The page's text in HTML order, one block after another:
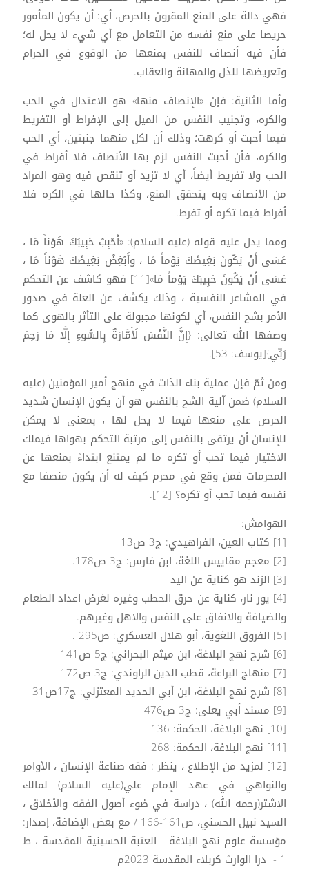
فهي دالة على المنع المقرون بالحرص، أي: أن يكون المأمور
حريصا على منع نفسه من التعامل مع أي شيء لا يحل له؛
فأن فيه أنصاف للنفس بمنعها من الوقوع في الحرام
وتعريضها للذل والمهانة والعقاب.
وأما الثانية: فإن «الإنصاف منها» هو الاعتدال في الحب
والكره، وتجنيب النفس من الميل إلى الإفراط أو التفريط
فيما أحبت أو كرهت؛ وذلك أن لكل منهما جنبتين، أي الحب
والكره، فأن أحبت النفس لزم بها الأنصاف فلا أفراط في
الحب ولا تفريط أيضاً، أي لا تزيد أو تنقص فيه وهو المراد
من الأنصاف وبه يتحقق المنع، وكذا حالها في الكره فلا
أفراط فيما تكره أو تفرط.
ومما يدل عليه قوله (عليه السلام): «أَحْبِبْ حَبِيبَكَ هَوْناً مَا ،
عَسَى أَنْ يَكُونَ بَغِيضَكَ يَوْماً مَا ، وأَبْغِضْ بَغِيضَكَ هَوْناً مَا ،
عَسَى أَنْ يَكُونَ حَبِيبَكَ يَوْماً مَا»[11] فهو كاشف عن التحكم
في المشاعر النفسية ، وذلك يكشف عن العلة في صدور
الأمر بشح النفس، أي لكونها مجبولة على التأثر بالهوى كما
وصفها الله تعالى: {إِنَّ النَّفْسَ لَأَمَّارَةٌ بِالسُّوءِ إِلَّا مَا رَحِمَ
رَبِّي}[يوسف: 53].
ومن ثمّ فإن عملية بناء الذات في منهج أمير المؤمنين (عليه
السلام) ضمن آلية الشح بالنفس هو أن يكون الإنسان شديد
الحرص على منعها فيما لا يحل لها ، بمعنى لا يمكن
للإنسان أن يرتقى بالنفس إلى مرتبة التحكم بهواها فيملك
الاختيار فيما تحب أو تكره ما لم يمتنع ابتداءً بمنعها عن
المحرمات فمن وقع في محرم كيف له أن يكون منصفا مع
نفسه فيما تحب أو تكره؟ [12].
الهوامش:
[1] كتاب العين، الفراهيدي: ج3 ص13
[2] معجم مقاييس اللغة، ابن فارس: ج3 ص178.
[3] الزند هو كناية عن اليد
[4] يور نار، كناية عن حرق الحطب وغيره لغرض اعداد الطعام
والضيافة والانفاق على النفس والاهل وغيرهم.
[5] الفروق اللغوية، أبو هلال العسكري: ص295 .
[6] شرح نهج البلاغة، ابن ميثم البحراني: ج5 ص141
[7] منهاج البراعة، قطب الدين الراوندي: ج3 ص172
[8] شرح نهج البلاغة، ابن أبي الحديد المعتزلي: ج17ص31
[9] مسند أبي يعلى: ج3 ص476
[10] نهج البلاغة، الحكمة: 136
[11] نهج البلاغة، الحكمة: 268
[12] لمزيد من الإطلاع ، ينظر : فقه صناعة الإنسان ، الأوامر
والنواهي في عهد الإمام علي(عليه السلام) لمالك
الاشتر(رحمه الله) ، دراسة في ضوء أصول الفقه والأخلاق ،
السيد نبيل الحسني، ص161-166 / مع بعض الإضافة، إصدار:
مؤسسة علوم نهج البلاغة - العتبة الحسينية المقدسة ، ط
1 - درا الوارث كربلاء المقدسة 2023م